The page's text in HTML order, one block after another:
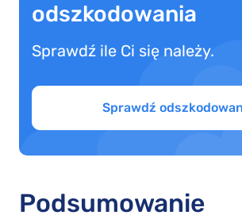
odszkodowania
Sprawdź ile Ci się należy.
Sprawdź
Podsumowanie